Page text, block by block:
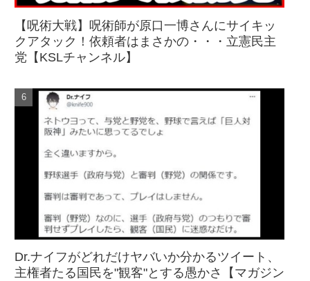
【呪術大戦】呪術師が原口一博さんにサイキッ
クアタック！依頼者はまさかの・・・立憲民主
党【KSLチャンネル】
Dr.ナイフがどれだけヤバいか分かるツイート、
主権者たる国民を"観客"とする愚かさ【マガジン